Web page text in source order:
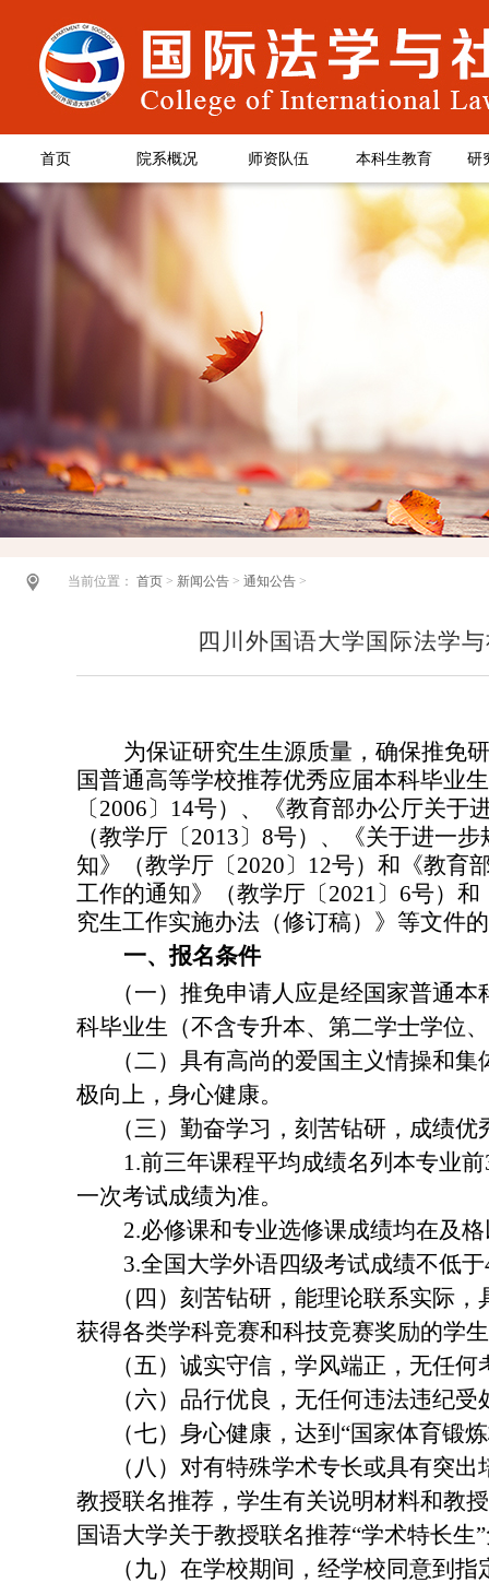
首页 院系概况 师资队伍 本科生教育 研
当前位置： 首页 > 新闻公告 > 通知公告 >
四川外国语大学国际法学
为保证研究生生源质量，确保推免
国普通高等学校推荐优秀应届本科毕业
〔2006〕 14号）、《教育部办公厅关于
（教学厅〔2013〕 8号）、《关于进一
知》（教学厅〔2020〕 12号）和《教育
工作的通知》（教学厅〔2021〕 6号）和
究生工作实施办法（修订稿）》等文件
一、报名条件
（一）推免申请人应是经国家普通
科毕业生（不含专升本、第二学士学位
（二）具有高尚的爱国主义情操和
极向上，身心健康。
（三）勤奋学习，刻苦钻研，成绩优
1.前三年课程平均成绩名列本专业前
一次考试成绩为准。
2.必修课和专业选修课成绩均在及
3.全国大学外语四级考试成绩不低于
（四）刻苦钻研，能理论联系实际
获得各类学科竞赛和科技竞赛奖励的学
（五）诚实守信，学风端正，无任
（六）品行优良，无任何违法违纪受
（七）身心健康，达到“国家体育锻
（八）对有特殊学术专长或具有突
教授联名推荐，学生有关说明材料和教
国语大学关于教授联名推荐“学术特长
（九）在学校期间，经学校同意到